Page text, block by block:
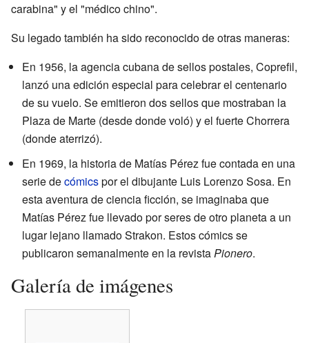
carabina" y el "médico chino".
Su legado también ha sido reconocido de otras maneras:
En 1956, la agencia cubana de sellos postales, Coprefil,
lanzó una edición especial para celebrar el centenario
de su vuelo. Se emitieron dos sellos que mostraban la
Plaza de Marte (desde donde voló) y el fuerte Chorrera
(donde aterrizó).
En 1969, la historia de Matías Pérez fue contada en una
serie decómicspor el dibujante Luis Lorenzo Sosa. En
esta aventura de ciencia ficción, se imaginaba que
Matías Pérez fue llevado por seres de otro planeta a un
lugar lejano llamado Strakon. Estos cómics se
publicaron semanalmente en la revistaPionero.
Galería de imágenes